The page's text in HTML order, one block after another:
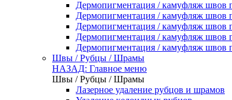
Дермопигментация / камуфляж швов
Дермопигментация / камуфляж швов
Дермопигментация / камуфляж швов
Дермопигментация / камуфляж швов
Дермопигментация / камуфляж швов
Швы / Рубцы / Шрамы
НАЗАД: Главное меню
Швы / Рубцы / Шрамы
Лазерное удаление рубцов и шрамов